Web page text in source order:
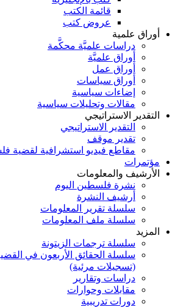
قائمة الكتب
عروض كتب
أوراق علمية
دراسات علميَّة محكَّمة
أوراق علميَّة
أوراق عمل
أوراق سياسات
إضاءات سياسية
مقالات وتحليلات سياسية
التقدير الاستراتيجي
التقدير الاستراتيجي
تقدير موقف
مقاطع فيديو استشرافية لقضية
مؤتمرات
الأرشيف والمعلومات
نشرة فلسطين اليوم
أرشيف النشرة
سلسلة تقرير المعلومات
سلسلة ملف المعلومات
المزيد
سلسلة ترجمات الزيتونة
سلسلة الحقائق الأربعون في
(تسجيلات مرئية)
دراسات وتقارير
مقابلات وحوارات
دورات تدريبية